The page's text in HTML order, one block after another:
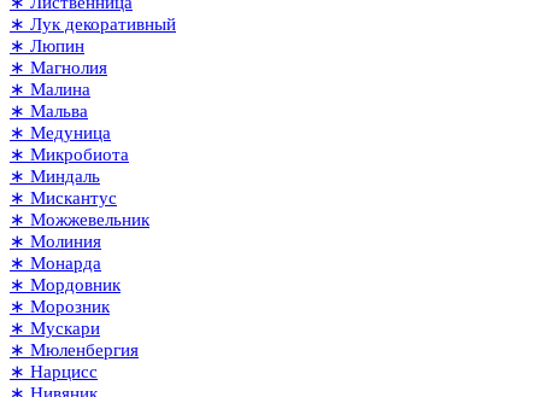
∗ Лук декоративный
∗ Люпин
∗ Магнолия
∗ Малина
∗ Мальва
∗ Медуница
∗ Микробиота
∗ Миндаль
∗ Мискантус
∗ Можжевельник
∗ Молиния
∗ Монарда
∗ Мордовник
∗ Морозник
∗ Мускари
∗ Мюленбергия
∗ Нарцисс
∗ Нивяник